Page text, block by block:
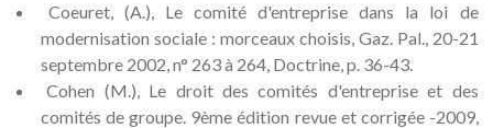
Coeuret, (A.), Le comité d'entreprise dans la loi de
modernisation sociale : morceaux choisis, Gaz. Pal., 20-21
septembre 2002, n° 263 à 264, Doctrine, p. 36-43.
Cohen (M.), Le droit des comités d'entreprise et des
comités de groupe. 9ème édition revue et corrigée -2009,